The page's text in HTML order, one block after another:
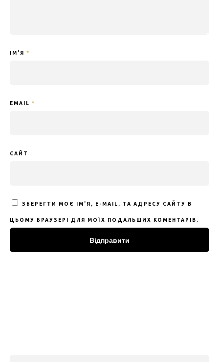
ІМ'Я *
EMAIL *
САЙТ
ЗБЕРЕГТИ МОЄ ІМ'Я, E-MAIL, ТА АДРЕСУ САЙТУ В
ЦЬОМУ БРАУЗЕРІ ДЛЯ МОЇХ ПОДАЛЬШИХ КОМЕНТАРІВ.